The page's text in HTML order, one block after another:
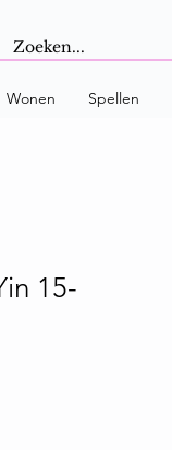
Wonen Spellen
15-